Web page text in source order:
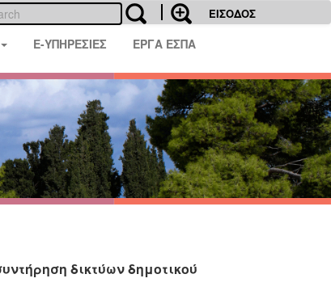
ΕΙΣΟΔΟΣ
E-ΥΠΗΡΕΣΙΕΣ ΕΡΓΑ ΕΣΠΑ
δικτύων δημοτικού